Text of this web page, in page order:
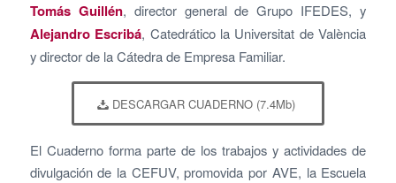
Tomás Guillén, director general de Grupo IFEDES, y
Alejandro Escribá, Catedrático la Universitat de València
y director de la Cátedra de Empresa Familiar.
DESCARGAR CUADERNO (7.4Mb)
El Cuaderno forma parte de los trabajos y actividades de
divulgación de la CEFUV, promovida por AVE, la Escuela